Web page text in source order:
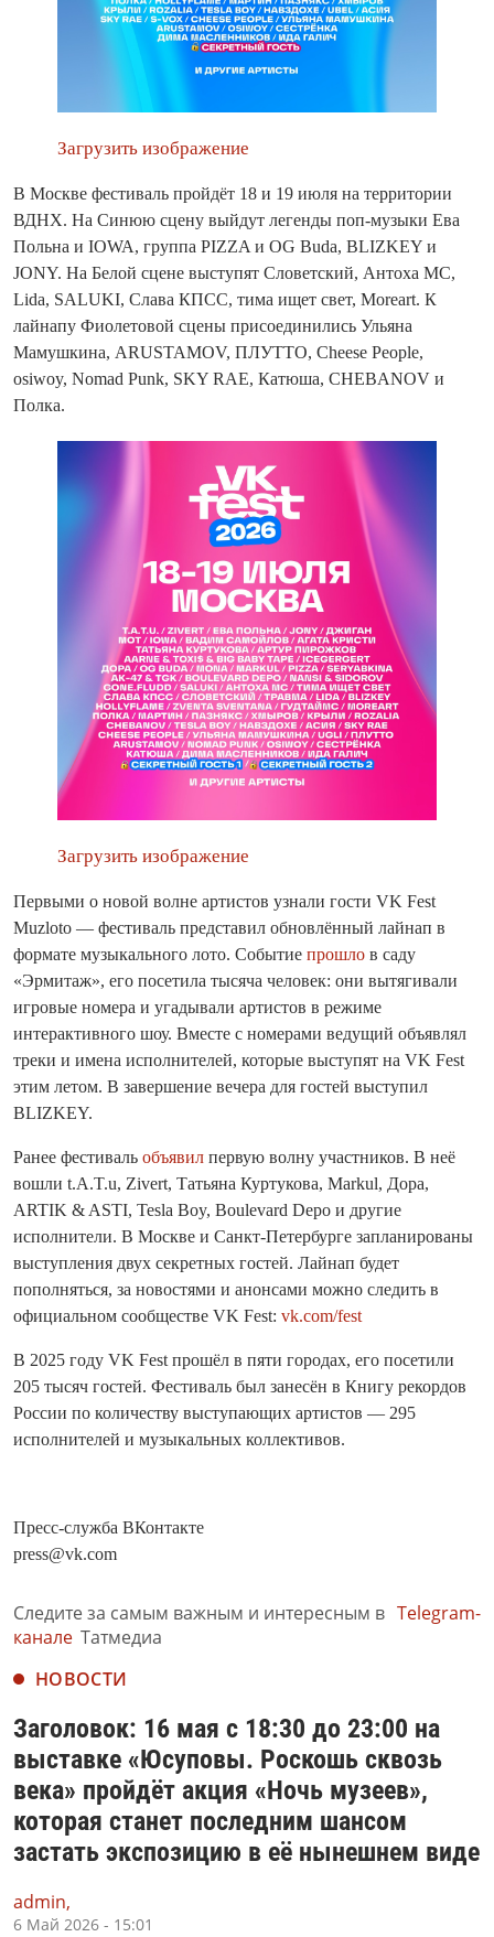
Загрузить изображение
В Москве фестиваль пройдёт 18 и 19 июля на территории
ВДНХ. На Синюю сцену выйдут легенды поп-музыки Ева
Польна и IOWA, группа PIZZA и OG Buda, BLIZKEY и
JONY. На Белой сцене выступят Словетский, Антоха МС,
Lida, SALUKI, Слава КПСС, тима ищет свет, Moreart. К
лайнапу Фиолетовой сцены присоединились Ульяна
Мамушкина, ARUSTAMOV, ПЛУТТО, Cheese People,
osiwoy, Nomad Punk, SKY RAE, Катюша, CHEBANOV и
Полка.
Загрузить изображение
Первыми о новой волне артистов узнали гости VK Fest
Muzloto — фестиваль представил обновлённый лайнап в
формате музыкального лото. Событие прошло в саду
«Эрмитаж», его посетила тысяча человек: они вытягивали
игровые номера и угадывали артистов в режиме
интерактивного шоу. Вместе с номерами ведущий объявлял
треки и имена исполнителей, которые выступят на VK Fest
этим летом. В завершение вечера для гостей выступил
BLIZKEY.
Ранее фестиваль объявил первую волну участников. В неё
вошли t.A.T.u, Zivert, Татьяна Куртукова, Markul, Дора,
ARTIK & ASTI, Tesla Boy, Boulevard Depo и другие
исполнители. В Москве и Санкт-Петербурге запланированы
выступления двух секретных гостей. Лайнап будет
пополняться, за новостями и анонсами можно следить в
официальном сообществе VK Fest: vk.com/fest
В 2025 году VK Fest прошёл в пяти городах, его посетили
205 тысяч гостей. Фестиваль был занесён в Книгу рекордов
России по количеству выступающих артистов — 295
исполнителей и музыкальных коллективов.
Пресс-служба ВКонтакте
press@vk.com
Следите за самым важным и интересным в Telegram-
канале Татмедиа
НОВОСТИ
Заголовок: 16 мая с 18:30 до 23:00 на
выставке «Юсуповы. Роскошь сквозь
века» пройдёт акция «Ночь музеев»,
которая станет последним шансом
застать экспозицию в её нынешнем виде
admin,
6 Май 2026 - 15:01